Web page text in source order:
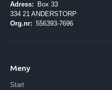
Adress:
Box 33
334 21 ANDERSTORP
Org.nr: 556393-7696
Meny
Start